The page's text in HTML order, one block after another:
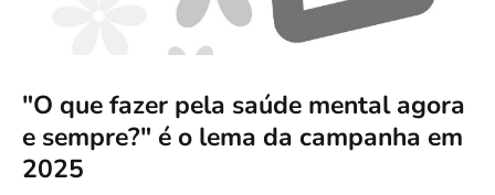
"O que fazer pela saúde mental agora
e sempre?" é o lema da campanha em
2025